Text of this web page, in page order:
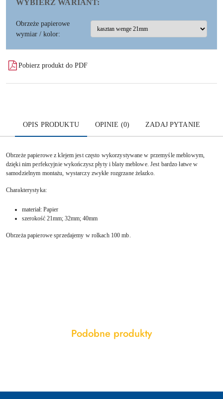
WYBIERZ WARIANT:
Obrzeże papierowe
wymiar / kolor:
Pobierz produkt do PDF
OPIS PRODUKTU OPINIE (0) ZADAJ PYTANIE
Obrzeże papierowe z klejem jest często wykorzystywane w przemyśle meblowym,
dzięki nim perfekcyjnie wykończysz płyty i blaty meblowe. Jest bardzo łatwe w
samodzielnym montażu, wystarczy zwykłe rozgrzane żelazko.
Charakterystyka:
materiał: Papier
szerokość 21mm; 32mm; 40mm
Obrzeża papierowe sprzedajemy w rolkach 100 mb.
Pomiń karuzelę produktów
Produkty
Podobne produkty